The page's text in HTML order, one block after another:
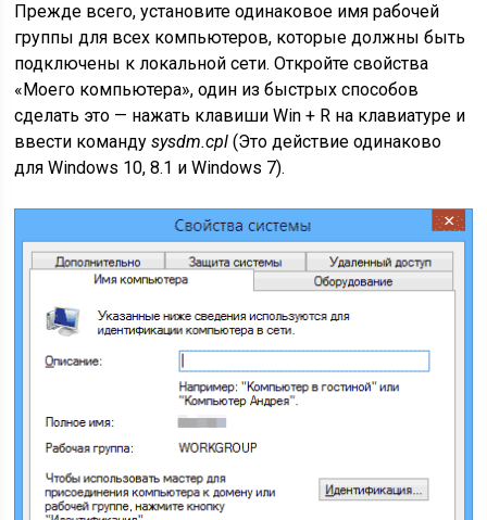
Прежде всего, установите одинаковое имя рабочей
группы для всех компьютеров, которые должны быть
подключены к локальной сети. Откройте свойства
«Моего компьютера», один из быстрых способов
сделать это — нажать клавиши Win + R на клавиатуре и
ввести командуsysdm.cpl (Это действие одинаково
для Windows 10, 8.1 и Windows 7).